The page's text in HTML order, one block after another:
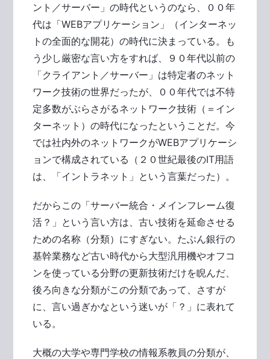
ント／サーバー」の時代というのなら、００年
代は「WEBアプリケーション」（インターネッ
トの全面的な開花）の時代に決まっている。も
う少し厳密な言い方をすれば、９０年代以前の
「クライアント／サーバー」は特定者のネット
ワーク技術の世界だったが、００年代では不特
定多数がぶらさがるネットワーク技術（＝イン
ターネット）の時代になったということだ。今
では社内外のネットワークがWEBアプリケーシ
ョンで構成されている（２０世紀最後のIT用語
は、「イントラネット」という言葉だった）。
だからこの「サーバー統合・メインフレーム復
活？」という言い方は、古い技術を延命させる
ための名称（分類）にすぎない。たぶん銀行の
基幹業務など古い時代から大型汎用機やオフコ
ンを使っている分野の更新技術だけを睨んだ、
後ろ向きな分類がこの分類であって、さすが
に、言い過ぎかなという迷いが「？」に表れて
いる。
大概の大学や専門学校の情報系教員の分類が、